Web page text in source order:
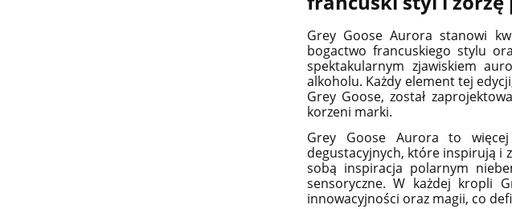
Grey Goose Aurora stanowi
bogactwo francuskiego stylu
spektakularnym zjawiskiem
alkoholu. Każdy element tej
Grey Goose, został
korzeni marki.
Grey Goose Aurora to
degustacyjnych, które inspirują i
sobą inspiracja polarnym
sensoryczne. W każdej kropli
innowacyjności oraz magii, co